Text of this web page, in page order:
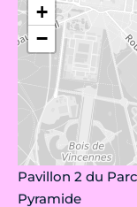
+
−
Pavillon 2 du
Pyramide